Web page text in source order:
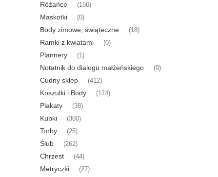
Różańce (156)
Maskotki (0)
Body zimowe, świąteczne (18)
Ramki z kwiatami (0)
Plannery (1)
Notatnik do dialogu małżeńskiego (0)
Cudny sklep (412)
Koszulki i Body (174)
Plakaty (38)
Kubki (300)
Torby (25)
Ślub (262)
Chrzest (44)
Metryczki (27)